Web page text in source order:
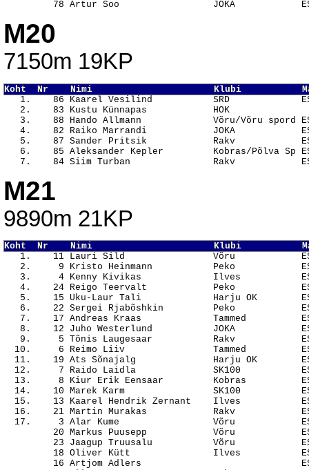
M20
7150m 19KP
Koht  Nr    Nimi                      Klubi
1.    86 Kaarel Vesilind           SRD
2.    83 Kustu Künnapas            HOK
3.    88 Hando Allmann             Võru/Võru
4.    82 Raiko Marrandi            JOKA
5.    87 Sander Pritsik            Rakv
6.    85 Aleksander Kepler         Kobras/Põlva
M21
9890m 21KP
Koht  Nr    Nimi                      Klubi
1.    11 Lauri Sild                Võru
2.     9 Kristo Heinmann           Peko
3.     4 Kenny Kivikas             Ilves
4.    24 Reigo Teervalt            Peko
5.    15 Uku-Laur Tali             Harju OK
6.    22 Sergei Rjabõshkin         Peko
7.    17 Andreas Kraas             Tammed
8.    12 Juho Westerlund           JOKA
9.     5 Tõnis Laugesaar           Rakv
10.     6 Reimo Liiv                Tammed
11.    19 Ats Sõnajalg              Harju OK
12.     7 Raido Laidla              SK100
13.     8 Kiur Erik Eensaar         Kobras
14.    10 Marek Karm                SK100
15.    13 Kaarel Hendrik Zernant    Ilves
16.    21 Martin Murakas            Rakv
17.     3 Alar Kume                 Võru
20 Markus Puusepp            Võru
23 Jaagup Truusalu           Võru
18 Oliver Kütt               Ilves
16 Artjom Adlers